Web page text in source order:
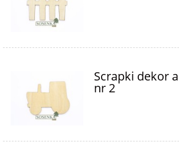
Scrapki dekor
nr 2